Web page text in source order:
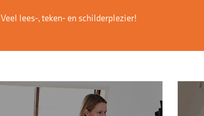
Veel lees-, teken- en schilderplezier!